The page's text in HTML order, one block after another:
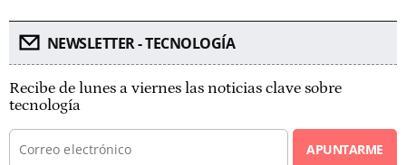
NEWSLETTER - TECNOLOGÍA
Recibe de lunes a viernes las noticias clave sobre
tecnología
APUNTARME